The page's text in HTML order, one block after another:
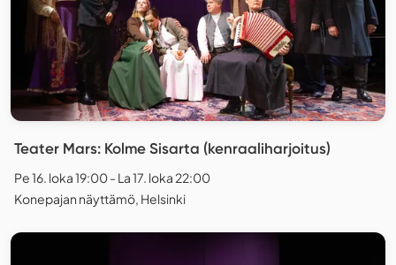
Teater Mars: Kolme Sisarta (kenraaliharjoitus)
Pe 16. loka 19:00 - La 17. loka 22:00
Konepajan näyttämö, Helsinki